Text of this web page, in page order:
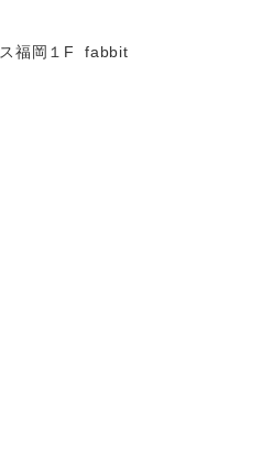
福岡１F fabbit